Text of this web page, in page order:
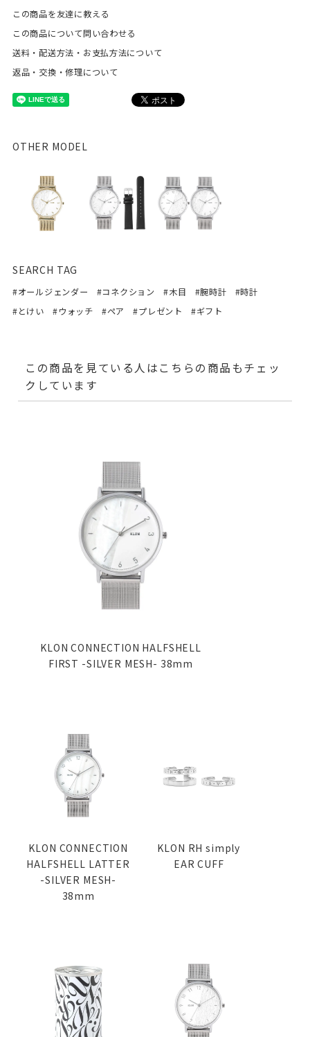
この商品を友達に教える
この商品について問い合わせる
送料・配送方法・お支払方法について
返品・交換・修理について
OTHER MODEL
SEARCH TAG
#オールジェンダー #コネクション #木目 #腕時計
#時計
#とけい
#ウォッチ #ペア #プレゼント #ギフト
この商品を見ている人はこちらの商品もチェッ
クしています
KLON CONNECTION HALFSHELL
FIRST -SILVER MESH- 38mm
KLON CONNECTION
HALFSHELL LATTER
-SILVER MESH-
38mm
KLON RH simply
EAR CUFF